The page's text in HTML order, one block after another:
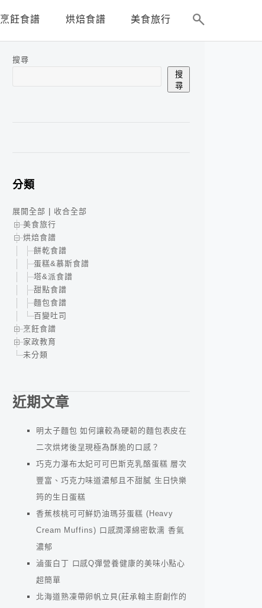
烹飪食譜 烘焙食譜 美食旅行
搜尋
搜
尋
分類
展開全部
收合全部
美食旅行
烘焙食譜
餅乾食譜
蛋糕&慕斯食譜
塔&派食譜
甜點食譜
麵包食譜
百變吐司
烹飪食譜
家政教育
未分類
近期文章
明太子麵包 如何讓較為硬韌的麵包表皮在
二次烘烤後呈現極為酥脆的口感？
巧克力瀑布太妃可可巴斯克乳酪蛋糕 層次
豐富、巧克力味道濃郁且不甜膩 生日快樂
筠的生日蛋糕
香蕉核桃可可鮮奶油瑪芬蛋糕 (Heavy
Cream Muffins) 口感潤澤綿密軟濡 香氣
濃郁
滷蛋白丁 口感Q彈營養健康的美味小點心
超簡單
北海道熟凍帶卵帆立貝(莊承翰主廚創作的